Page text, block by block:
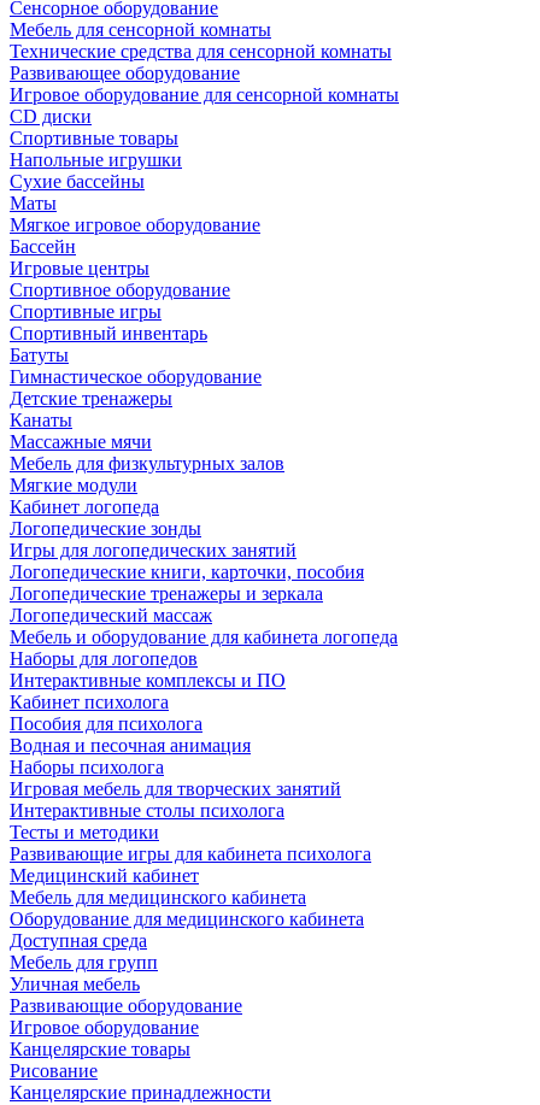
Сенсорное оборудование
Мебель для сенсорной комнаты
Технические средства для сенсорной комнаты
Развивающее оборудование
Игровое оборудование для сенсорной комнаты
CD диски
Спортивные товары
Напольные игрушки
Сухие бассейны
Маты
Мягкое игровое оборудование
Бассейн
Игровые центры
Спортивное оборудование
Спортивные игры
Спортивный инвентарь
Батуты
Гимнастическое оборудование
Детские тренажеры
Канаты
Массажные мячи
Мебель для физкультурных залов
Мягкие модули
Кабинет логопеда
Логопедические зонды
Игры для логопедических занятий
Логопедические книги, карточки, пособия
Логопедические тренажеры и зеркала
Логопедический массаж
Мебель и оборудование для кабинета логопеда
Наборы для логопедов
Интерактивные комплексы и ПО
Кабинет психолога
Пособия для психолога
Водная и песочная анимация
Наборы психолога
Игровая мебель для творческих занятий
Интерактивные столы психолога
Тесты и методики
Развивающие игры для кабинета психолога
Медицинский кабинет
Мебель для медицинского кабинета
Оборудование для медицинского кабинета
Доступная среда
Мебель для групп
Уличная мебель
Развивающие оборудование
Игровое оборудование
Канцелярские товары
Рисование
Канцелярские принадлежности